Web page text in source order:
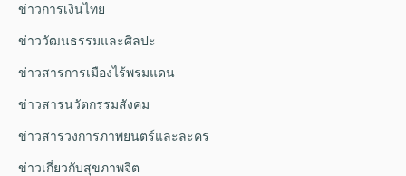
ข่าวการเงินไทย
ข่าววัฒนธรรมและศิลปะ
ข่าวสารการเมืองไร้พรมแดน
ข่าวสารนวัตกรรมสังคม
ข่าวสารวงการภาพยนตร์และละคร
ข่าวเกี่ยวกับสุขภาพจิต